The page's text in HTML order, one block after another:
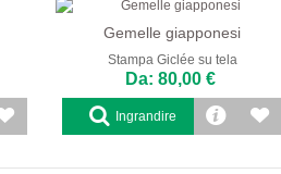
Gemelle giapponesi
Stampa Giclée su tela
Da: 80,00 €
Ingrandire